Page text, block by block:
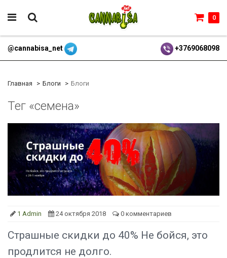
0
@cannabisa_net +3769068098
Главная Блоги Блоги
Тег «семена»
1 Admin 24 октября 2018 0 комментариев
Страшные скидки до 40% Не бойся, это
продлится не долго.